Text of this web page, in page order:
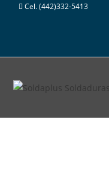
Cel.(442)332-5413